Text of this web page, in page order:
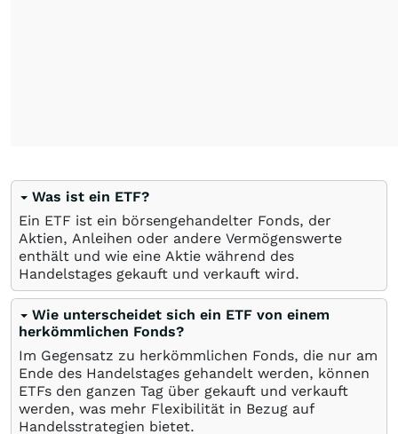
Was ist ein ETF?
Ein ETF ist ein börsengehandelter Fonds, der
Aktien, Anleihen oder andere Vermögenswerte
enthält und wie eine Aktie während des
Handelstages gekauft und verkauft wird.
Wie unterscheidet sich ein ETF von einem
herkömmlichen Fonds?
Im Gegensatz zu herkömmlichen Fonds, die nur am
Ende des Handelstages gehandelt werden, können
ETFs den ganzen Tag über gekauft und verkauft
werden, was mehr Flexibilität in Bezug auf
Handelsstrategien bietet.